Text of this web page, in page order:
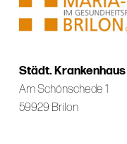
Städt.
Am Schönschede 1
59929 Brilon